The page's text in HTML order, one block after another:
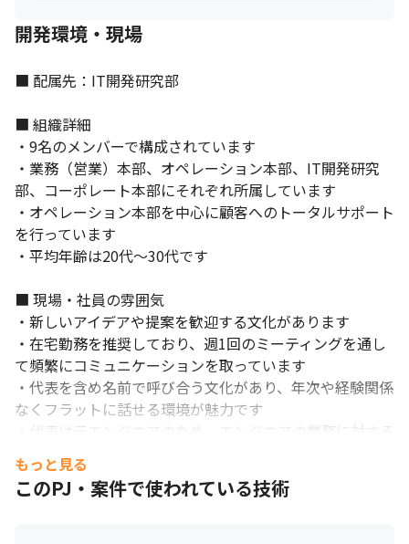
裁量権の大きさが魅力です。
開発環境・現場
■ 配属先：IT開発研究部
■ 組織詳細
・9名のメンバーで構成されています
・業務（営業）本部、オペレーション本部、IT開発研究
部、コーポレート本部にそれぞれ所属しています
・オペレーション本部を中心に顧客へのトータルサポート
を行っています
・平均年齢は20代～30代です
■ 現場・社員の雰囲気
・新しいアイデアや提案を歓迎する文化があります
・在宅勤務を推奨しており、週1回のミーティングを通し
て頻繁にコミュニケーションを取っています
・代表を含め名前で呼び合う文化があり、年次や経験関係
なくフラットに話せる環境が魅力です
・代表は元エンジニアのため、エンジニアの業務に対する
理解が深いです
・受付や営業、翻訳、ナレーター出身の社員が多く、製薬
業界未経験からスキルアップが可能です
もっと見る
このPJ・案件で使われている技術